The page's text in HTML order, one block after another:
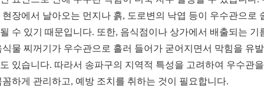
현장에서 날아오는 먼지나 흙, 도로변의 낙엽 등이 우수관으로
수 있기 때문입니다. 또한, 음식점이나 상가에서 배출되는 기
식물 찌꺼기가 우수관으로 흘러 들어가 굳어지면서 막힘을 유
있습니다. 따라서 송파구의 지역적 특성을 고려하여 우수관
꼼하게 관리하고, 예방 조치를 취하는 것이 필요합니다.